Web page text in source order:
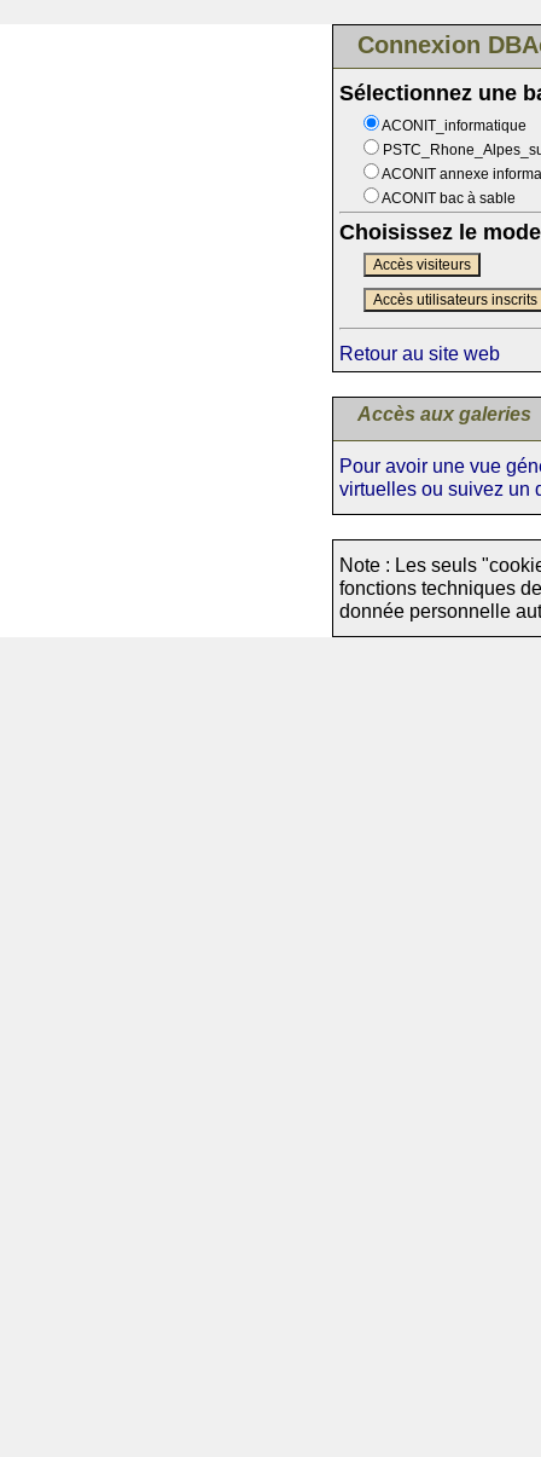
Connexion
Sélectionnez une
ACONIT_informatique
ACONIT annexe
ACONIT bac à sable
Choisissez le
Accès visiteurs
Accès utilisateurs inscrits
Retour au site web
Accès aux galeries
Pour avoir une vue
virtuelles ou suivez un
Note : Les seuls
fonctions techniques
donnée personnelle